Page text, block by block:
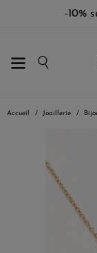
-10%
Accueil Joaillerie